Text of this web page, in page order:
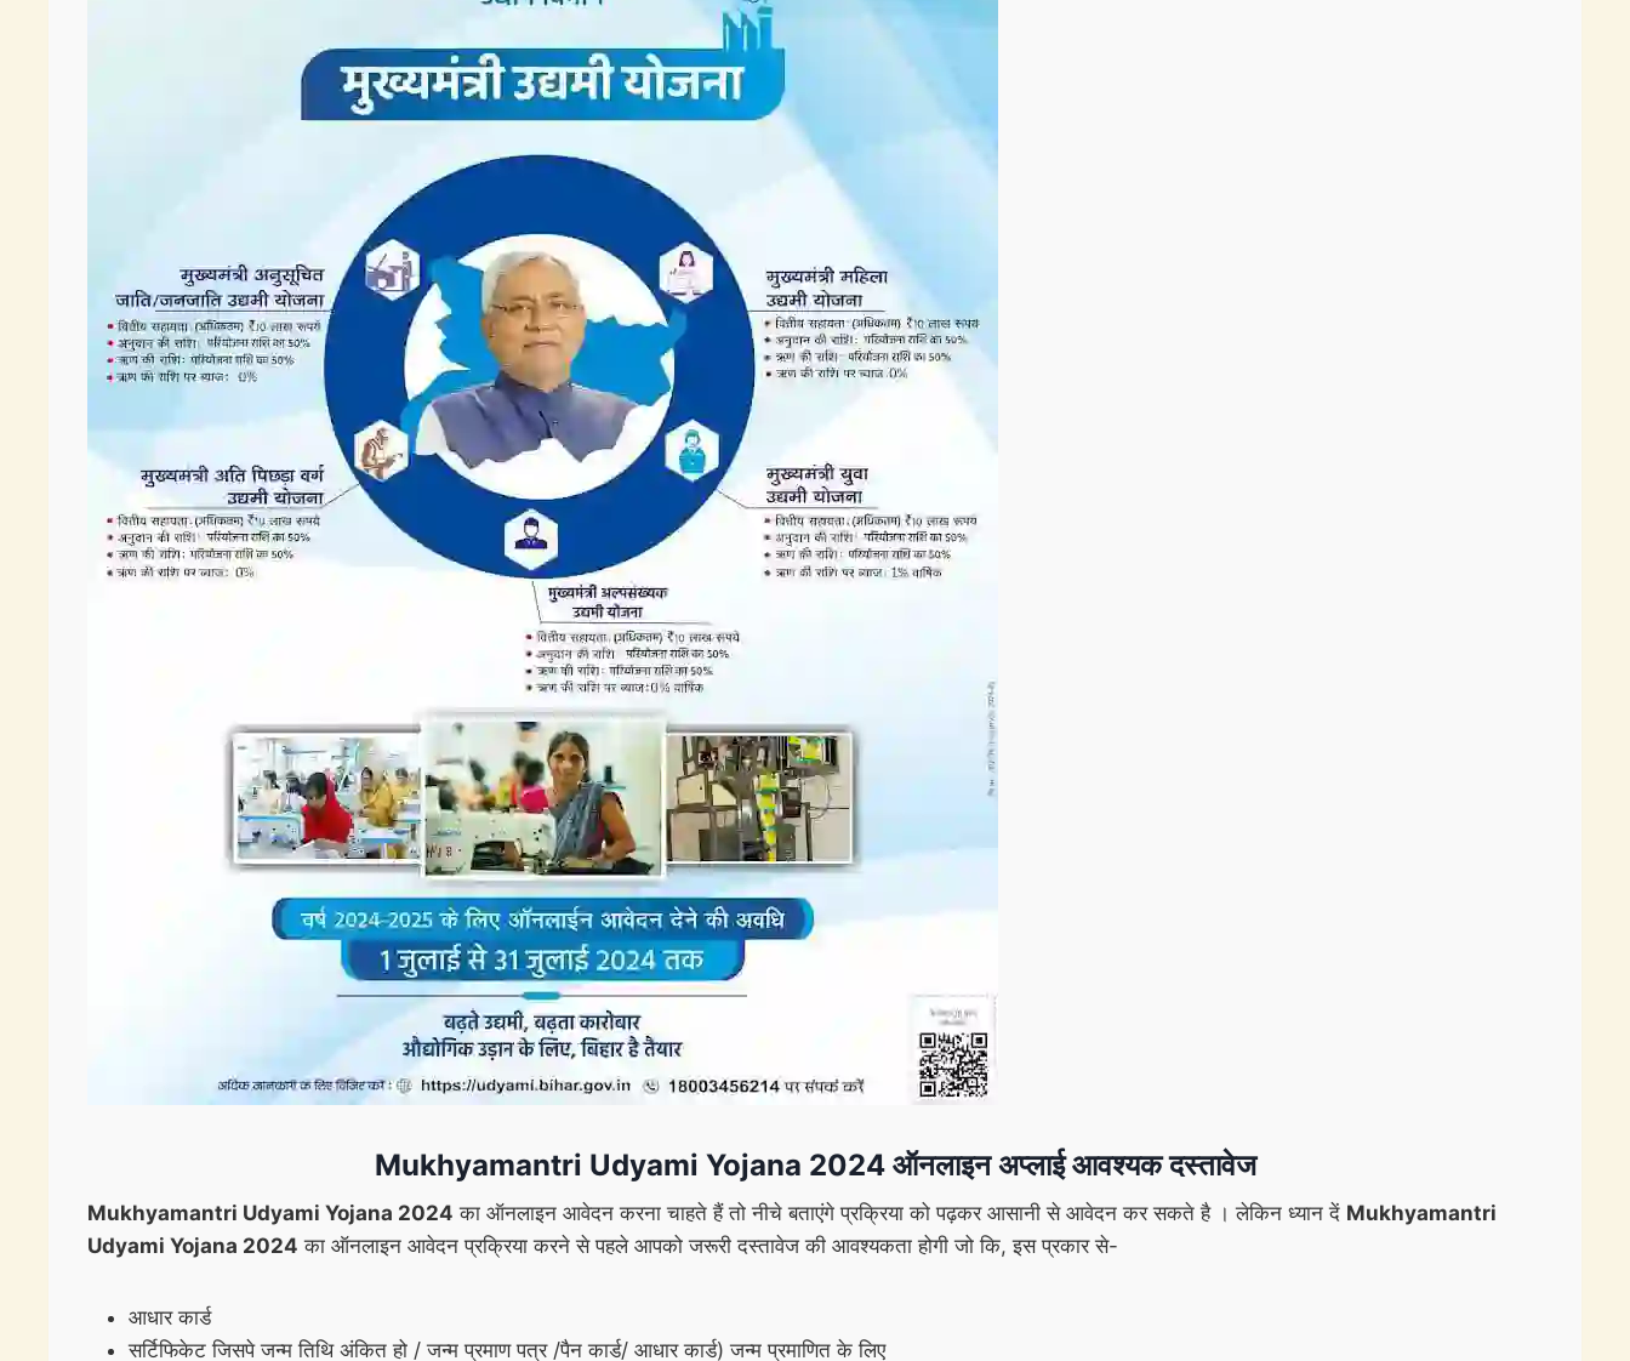
Mukhyamantri Udyami Yojana 2024ऑनलाइन अप्लाई आवश्यक दस्तावेज
Mukhyamantri Udyami Yojana 2024 का ऑनलाइन आवेदन करना चाहते हैं तो नीचे बताएंगे प्रक्रिया को पढ़कर आसानी से आवेदन कर सकते है । लेकिन ध्यान दें Mukhyamantri
Udyami Yojana 2024 का ऑनलाइन आवेदन प्रक्रिया करने से पहले आपको जरूरी दस्तावेज की आवश्यकता होगी जो कि, इस प्रकार से-
आधार कार्ड
सर्टिफिकेट जिसपे जन्म तिथि अंकित हो / जन्म प्रमाण पत्र /पैन कार्ड/ आधार कार्ड) जन्म प्रमाणित के लिए